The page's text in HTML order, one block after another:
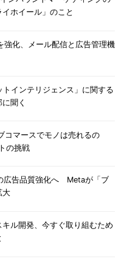
ホイール」のこと
強化、メール配信と広告管理機
インテリジェンス」に関する
聞く
コマースでモノは売れるの
の挑戦
広告品質強化へ Metaが「ブ
大
ル開発、今すぐ取り組むため